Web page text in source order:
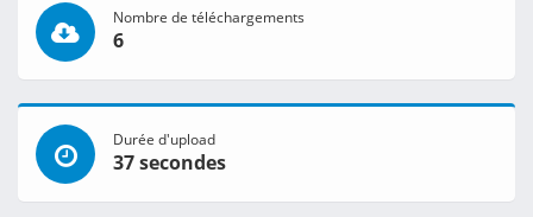
Nombre de téléchargements
6
Durée d'upload
37 secondes